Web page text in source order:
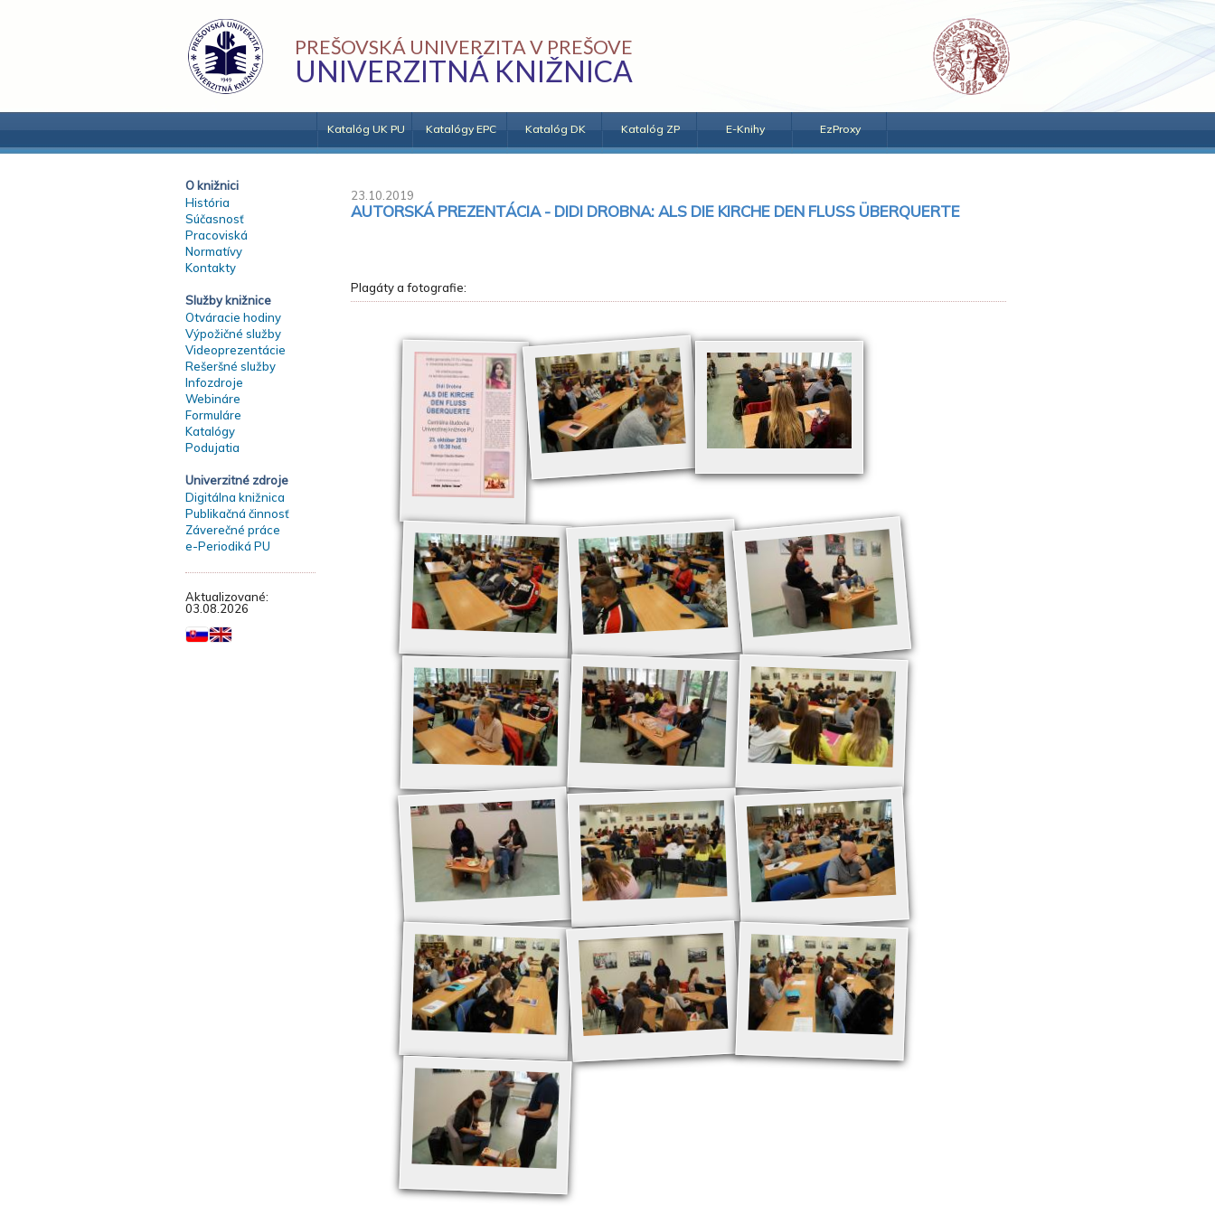
PREŠOVSKÁ UNIVERZITA V PREŠOVE
UNIVERZITNÁ KNIŽNICA
Katalóg UK PU Katalógy EPC Katalóg DK Katalóg ZP E-Knihy EzProxy
O knižnici
História
Súčasnosť
Pracoviská
Normatívy
Kontakty
Služby knižnice
Otváracie hodiny
Výpožičné služby
Videoprezentácie
Rešeršné služby
Infozdroje
Webináre
Formuláre
Katalógy
Podujatia
Univerzitné zdroje
Digitálna knižnica
Publikačná činnosť
Záverečné práce
e-Periodiká PU
Aktualizované:
03.08.2026
23.10.2019
AUTORSKÁ PREZENTÁCIA - DIDI DROBNA: ALS DIE KIRCHE DEN FLUSS ÜBERQUERTE
Plagáty a fotografie: